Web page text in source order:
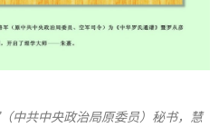
中共中央政治局原委员）秘书，慧